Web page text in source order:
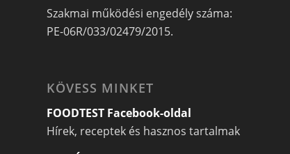
Szakmai működési engedély száma:
PE-06R/033/02479/2015.
KÖVESS MINKET
FOODTEST Facebook-oldal
Hírek, receptek és hasznos tartalmak